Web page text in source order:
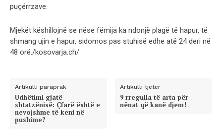
puçërrzave.
Mjekët këshillojnë se nëse fëmija ka ndonjë plagë të hapur, të
shmang ujin e hapur, sidomos pas stuhisë edhe atë 24 deri në
48 orë./kosovarja.ch/
Artikulli paraprak
Udhëtimi gjatë
shtatzënisë: Çfarë është e
nevojshme të keni në
pushime?
Artikulli tjetër
9 rregulla të arta për
nënat që kanë djem!